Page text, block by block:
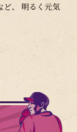
ど、 明るく元気